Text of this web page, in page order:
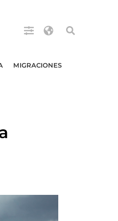
MIGRACIONES